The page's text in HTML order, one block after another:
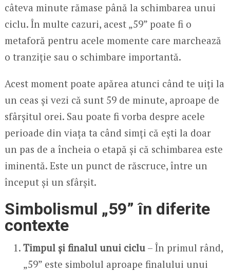
câteva minute rămase până la schimbarea unui
ciclu. În multe cazuri, acest „59” poate fi o
metaforă pentru acele momente care marchează
o tranziție sau o schimbare importantă.
Acest moment poate apărea atunci când te uiți la
un ceas și vezi că sunt 59 de minute, aproape de
sfârșitul orei. Sau poate fi vorba despre acele
perioade din viața ta când simți că ești la doar
un pas de a încheia o etapă și că schimbarea este
iminentă. Este un punct de răscruce, între un
început și un sfârșit.
Simbolismul „59” în diferite
contexte
Timpul și finalul unui ciclu – În primul rând,
„59” este simbolul aproape finalului unui